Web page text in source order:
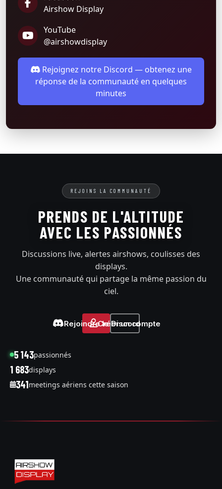
Airshow Display
YouTube
@airshowdisplay
Rejoignez notre Discord — obtenez une
réponse de la communauté en quelques
minutes
REJOINS LA COMMUNAUTÉ
PRENDS DE L'ALTITUDE
AVEC LES PASSIONNÉS
Discussions live, alertes airshows, coulisses des
displays.
Une communauté qui partage la même passion du
ciel.
Rejoindre le Discord
Créer un compte
5 143passionnés
1 683displays
341meetings aériens cette saison